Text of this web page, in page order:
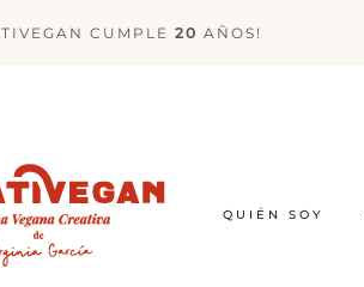
CUMPLE 20 AÑOS!
QUIÉN SOY